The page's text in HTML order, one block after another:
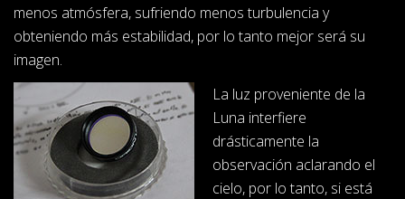
menos atmósfera, sufriendo menos turbulencia y
obteniendo más estabilidad, por lo tanto mejor será su
imagen.
La luz proveniente de la
Luna interfiere
drásticamente la
observación aclarando el
cielo, por lo tanto, si está